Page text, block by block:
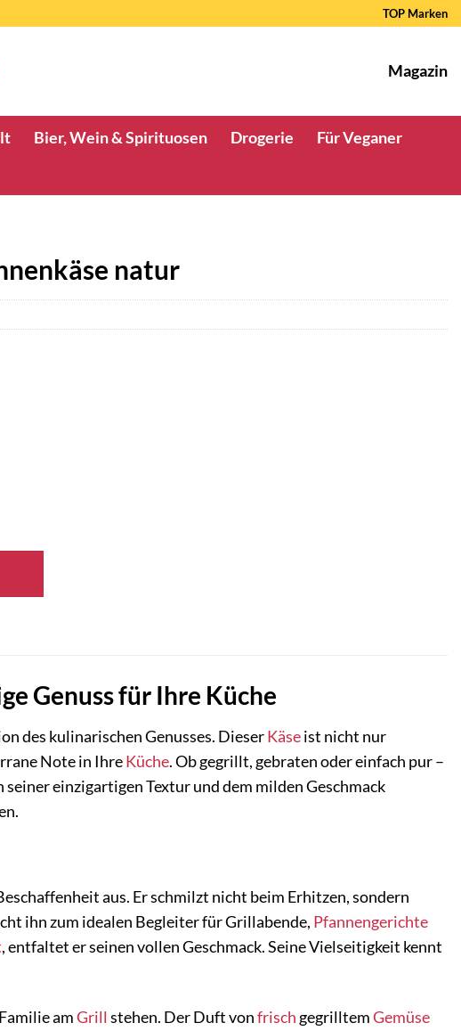
TOP Marken
Magazin
Bier, Wein & Spirituosen Drogerie Für Veganer
natur
Genuss für Ihre Küche
des kulinarischen Genusses. DieserKäseist nicht nur
Note in IhreKüche. Ob gegrillt, gebraten oder einfach pur –
einzigartigen Textur und dem milden Geschmack
aus. Er schmilzt nicht beim Erhitzen, sondern
ihn zum idealen Begleiter für Grillabende, Pfannengerichte
, entfaltet er seinen vollen Geschmack. Seine Vielseitigkeit kennt
amGrill stehen. Der Duft vonfrischgegrilltemGemüse